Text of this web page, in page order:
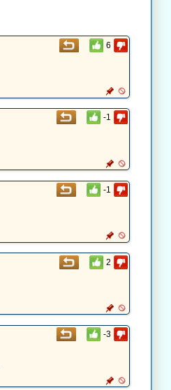
6
-1
-1
2
-3